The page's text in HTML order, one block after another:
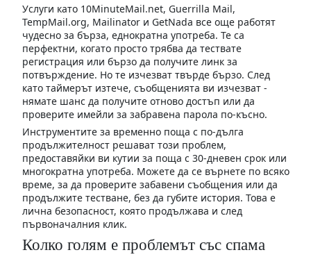
Услуги като 10MinuteMail.net, Guerrilla Mail,
TempMail.org, Mailinator и GetNada все още работят
чудесно за бърза, еднократна употреба. Те са
перфектни, когато просто трябва да тествате
регистрация или бързо да получите линк за
потвърждение. Но те изчезват твърде бързо. След
като таймерът изтече, съобщенията ви изчезват -
нямате шанс да получите отново достъп или да
проверите имейли за забравена парола по-късно.
Инструментите за временно поща с по-дълга
продължителност решават този проблем,
предоставяйки ви кутии за поща с 30-дневен срок или
многократна употреба. Можете да се върнете по всяко
време, за да проверите забавени съобщения или да
продължите тестване, без да губите история. Това е
лична безопасност, която продължава и след
първоначалния клик.
Колко голям е проблемът със спама